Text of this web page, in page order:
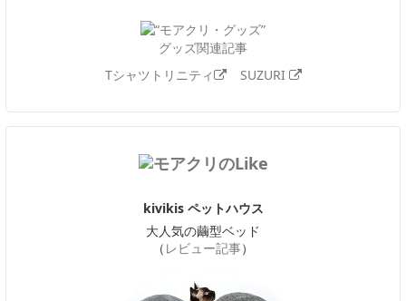
グッズ関連記事
Tシャツトリニティ
SUZURI
kivikis ペットハウス
大人気の繭型ベッド
（ レビュー記事）